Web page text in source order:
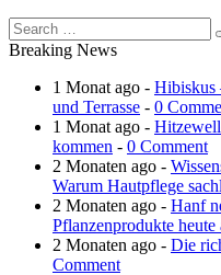
Breaking News
1 Monat ago - Hibiskus
und Terrasse - 0
1 Monat ago -
kommen - 0 Comment
2 Monaten ago -
Warum Hautpflege
2 Monaten ago - Hanf
Pflanzenprodukte heute
2 Monaten ago - Die
Comment